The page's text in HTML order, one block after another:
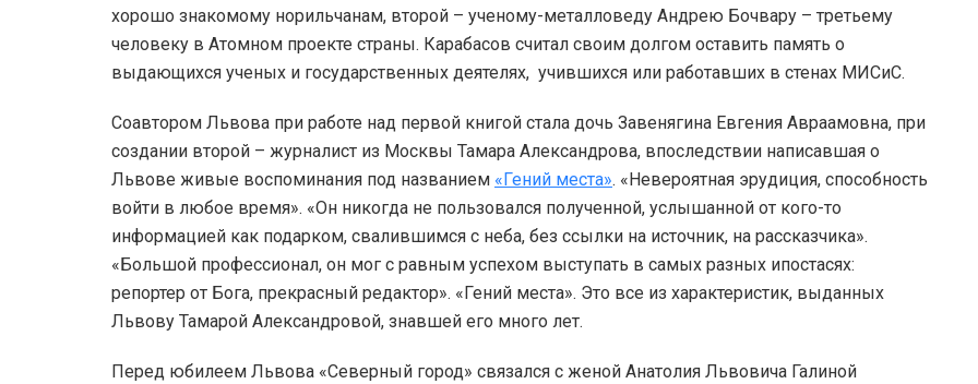
хорошо знакомому норильчанам, второй – ученому-металловеду Андрею Бочвару – третьему
человеку в Атомном проекте страны. Карабасов считал своим долгом оставить память о
выдающихся ученых и государственных деятелях, учившихся или работавших в стенах МИСиС.
Соавтором Львова при работе над первой книгой стала дочь Завенягина Евгения Авраамовна, при
создании второй – журналист из Москвы Тамара Александрова, впоследствии написавшая о
Львове живые воспоминания под названием «Гений места». «Невероятная эрудиция, способность
войти в любое время». «Он никогда не пользовался полученной, услышанной от кого-то
информацией как подарком, свалившимся с неба, без ссылки на источник, на рассказчика».
«Большой профессионал, он мог с равным успехом выступать в самых разных ипостасях:
репортер от Бога, прекрасный редактор». «Гений места». Это все из характеристик, выданных
Львову Тамарой Александровой, знавшей его много лет.
Перед юбилеем Львова «Северный город» связался с женой Анатолия Львовича Галиной